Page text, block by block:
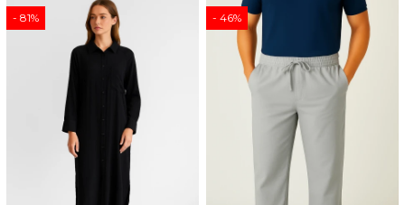
81 46